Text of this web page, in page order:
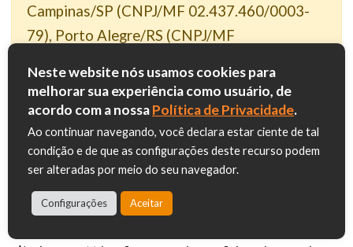
Campinas/SP (CNPJ/MF 02.437.460/0003-
79), Porto Alegre/RS (CNPJ/MF
(CNPJ/MF 02.437.460/0005-30) — “Nós”
com a privacidade e a proteção de dados pessoais,
além de estabelecer e informar, com transparência
e clareza, as regras de tratamento dos seus dados
Neste website nós usamos cookies para
melhorar sua experiência como usuário, de
acordo com a nossaPolítica de Privacidade.
Ao continuar navegando, você declara estar ciente de tal
condição e de que as configurações deste recurso podem
ser alteradas por meio do seu navegador.
Configurações Aceitar